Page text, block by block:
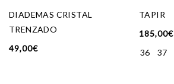
DIADEMAS CRISTAL
TRENZADO
49,00€
TAPIR
185,00€
36
37